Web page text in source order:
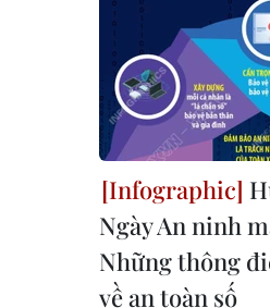
Ngày An ninh
Những thông
về an toàn số